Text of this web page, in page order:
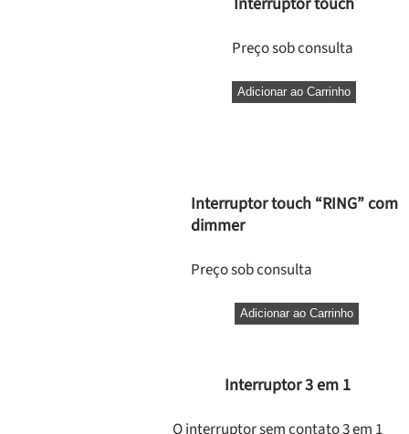
Preço sob consulta
Adicionar ao Carrinho
Interruptor touch “RING” com
dimmer
Preço sob consulta
Adicionar ao Carrinho
Interruptor 3 em 1